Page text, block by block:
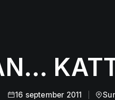
16 september 2011